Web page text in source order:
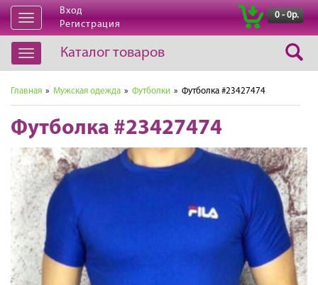
Открыть
навигацию
Вход
Регистрация
0 - 0р.
Открыть
навигацию
Каталог товаров
Главная » Мужская одежда » Футболки » Футболка #23427474
Футболка #23427474